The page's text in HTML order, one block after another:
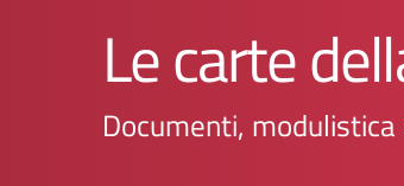
Le carte
Documenti,